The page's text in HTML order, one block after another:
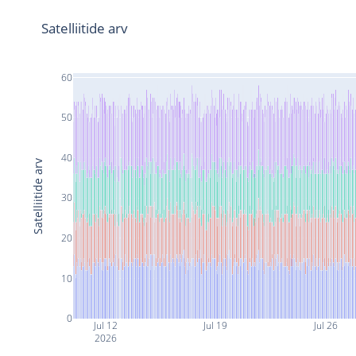
Jul 12
2026
Jul 19 Jul 26
0
10
20
30
40
50
60
Satelliitide arv
Satelliitide arv